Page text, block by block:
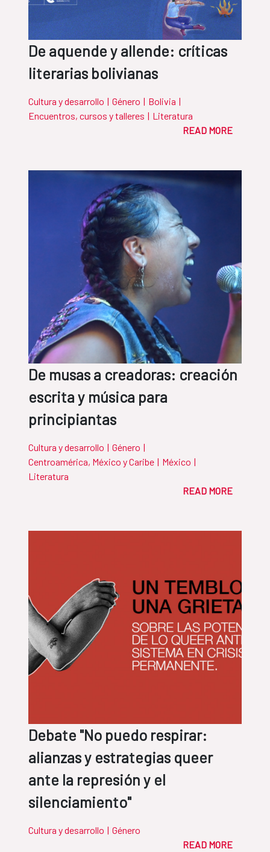
De aquende y allende: críticas
literarias bolivianas
Cultura y desarrollo | Género | Bolivia |
Encuentros, cursos y talleres | Literatura
READ MORE
De musas a creadoras: creación
escrita y música para
principiantas
Cultura y desarrollo | Género |
Centroamérica, México y Caribe | México |
Literatura
READ MORE
Debate "No puedo respirar:
alianzas y estrategias queer
ante la represión y el
silenciamiento"
Cultura y desarrollo | Género
READ MORE